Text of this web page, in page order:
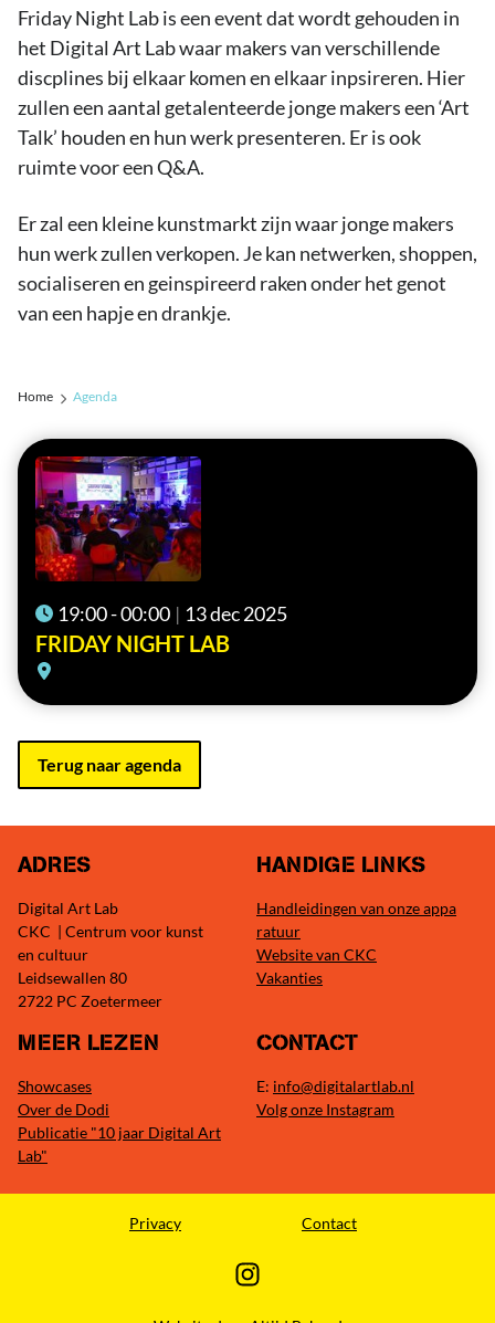
Friday Night Lab is een event dat wordt gehouden in
het Digital Art Lab waar makers van verschillende
discplines bij elkaar komen en elkaar inpsireren. Hier
zullen een aantal getalenteerde jonge makers een ‘Art
Talk’ houden en hun werk presenteren. Er is ook
ruimte voor een Q&A.
Er zal een kleine kunstmarkt zijn waar jonge makers
hun werk zullen verkopen. Je kan netwerken, shoppen,
socialiseren en geinspireerd raken onder het genot
van een hapje en drankje.
Home Agenda
19:00 - 00:00 13 dec 2025
FRIDAY NIGHT LAB
Terug naar agenda
ADRES
Digital Art Lab
CKC | Centrum voor kunst
en cultuur
Leidsewallen 80
2722 PC Zoetermeer
HANDIGE LINKS
Handleidingen van onze appa
ratuur
Website van CKC
Vakanties
MEER LEZEN
Showcases
Over de Dodi
Publicatie "10 jaar Digital Art
Lab"
CONTACT
E: info@digitalartlab.nl
Volg onze Instagram
Privacy Contact